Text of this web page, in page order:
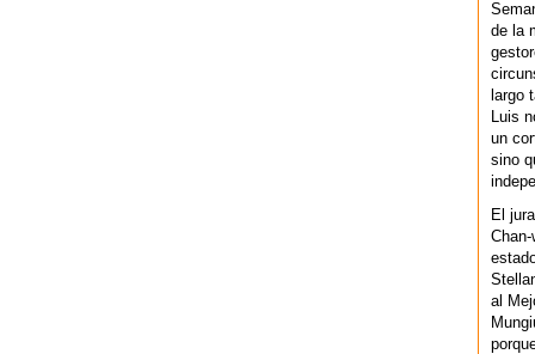
de la
largo
Luis
un
sino
El
al